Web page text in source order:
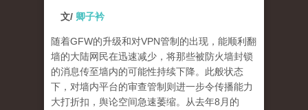
文/ 卿子衿
随着GFW的升级和对VPN管制的出现，能顺利翻
墙的大陆网民在迅速减少，将那些被防火墙封锁
的消息传至墙内的可能性持续下降。此般状态
下，对墙内平台的审查管制则进一步令传播能力
大打折扣，舆论空间急速萎缩。从去年8月的